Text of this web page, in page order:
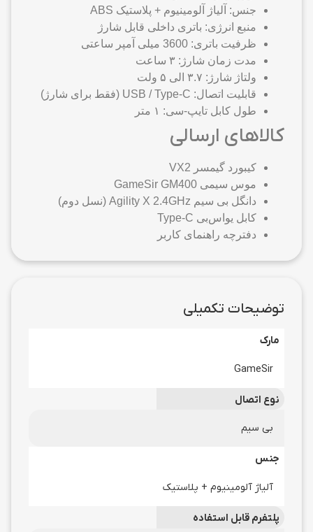
جنس: آلیاژ آلومینیوم + پلاستیک ABS
منبع انرژی: باتری داخلی قابل شارژ
ظرفیت باتری: 3600 میلی آمپر ساعتی
مدت زمان شارژ: ۳ ساعت
ولتاژ شارژ: ۳.۷ الی ۵ ولت
قابلیت اتصال: USB / Type-C (فقط برای شارژ)
طول کابل تایپ-سی: ۱ متر
کالاهای ارسالی
کیبورد گیمسر VX2
موس سیمی GameSir GM400
دانگل بی سیم Agility X 2.4GHz (نسل دوم)
کابل یو‌اس‌بی Type-C
دفترچه راهنمای کاربر
توضیحات تکمیلی
مارک
GameSir
نوع اتصال
بی سیم
جنس
آلیاژ آلومینیوم + پلاستیک
پلتفرم قابل استفاده